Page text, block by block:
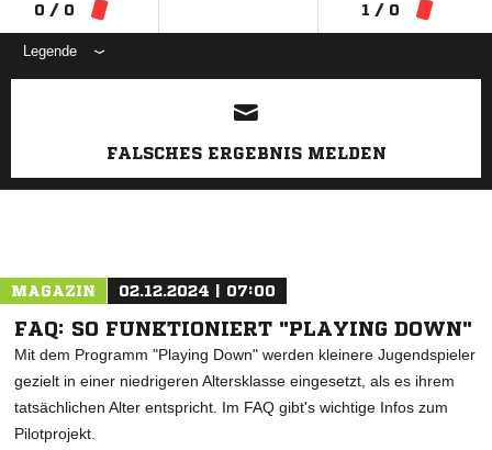
0 / 0 1 / 0
Legende
ANZEIGE
FALSCHES ERGEBNIS MELDEN
MAGAZIN 02.12.2024 | 07:00
FAQ: SO FUNKTIONIERT "PLAYING DOWN"
Mit dem Programm "Playing Down" werden kleinere Jugendspieler
gezielt in einer niedrigeren Altersklasse eingesetzt, als es ihrem
tatsächlichen Alter entspricht. Im FAQ gibt's wichtige Infos zum
Pilotprojekt.